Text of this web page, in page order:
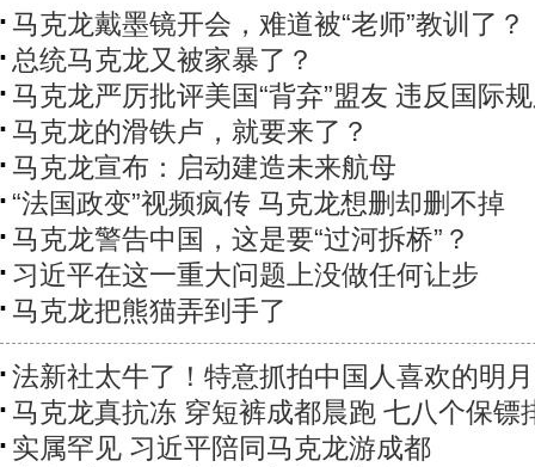
马克龙戴墨镜开会，难道被“老师”教训了？
总统马克龙又被家暴了？
马克龙严厉批评美国“背弃”盟友 违反国际
马克龙的滑铁卢，就要来了？
马克龙宣布：启动建造未来航母
“法国政变”视频疯传 马克龙想删却删不掉
马克龙警告中国，这是要“过河拆桥”？
习近平在这一重大问题上没做任何让步
马克龙把熊猫弄到手了
法新社太牛了！特意抓拍中国人喜欢的明月
马克龙真抗冻 穿短裤成都晨跑 七八个保镖
实属罕见 习近平陪同马克龙游成都